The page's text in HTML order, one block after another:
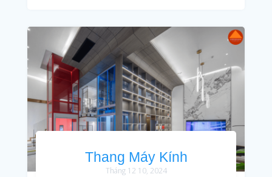
Thang Máy Kính
Tháng 12 10, 2024